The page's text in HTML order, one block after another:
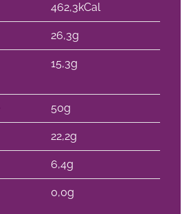
462,3kCal
26,3g
15,3g
50g
22,2g
6,4g
0,0g